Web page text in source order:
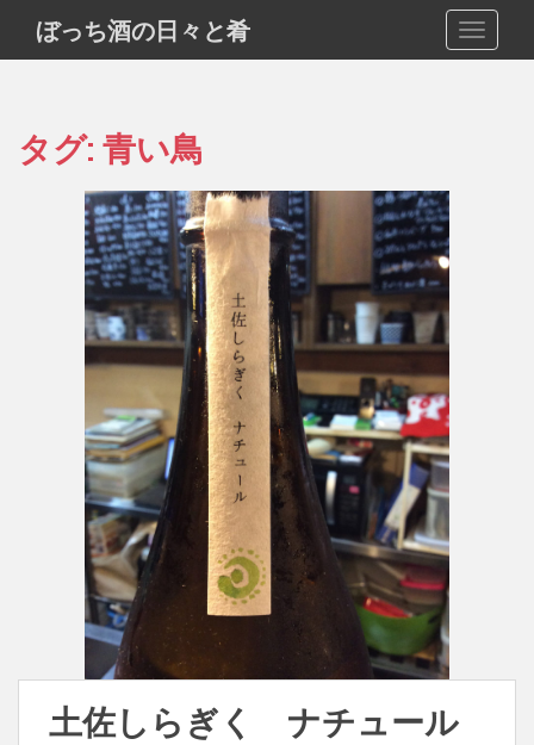
i
ぼっち酒の日々と肴
タグ: 青い鳥
土佐しらぎく ナチュール